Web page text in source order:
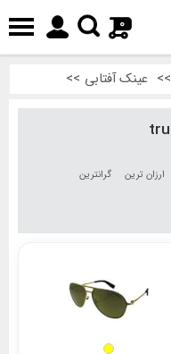
0
>> عینک آفتابی >>
ارزان ترین گرانترین